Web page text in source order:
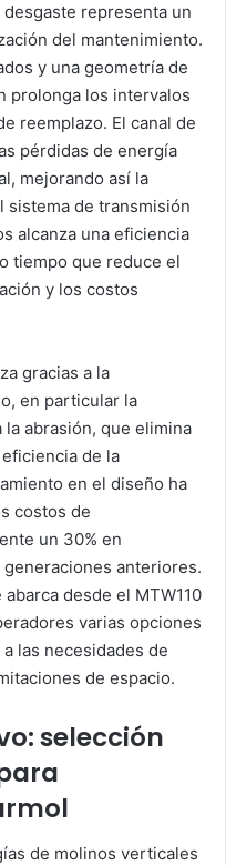
representa un
del mantenimiento.
y una geometría de
prolonga los intervalos
reemplazo. El canal de
pérdidas de energía
mejorando así la
sistema de transmisión
alcanza una eficiencia
tiempo que reduce el
y los costos
gracias a la
en particular la
abrasión, que elimina
de la
en el diseño ha
costos de
un 30% en
anteriores.
desde el MTW110
varias opciones
las necesidades de
de espacio.
selección
de molinos verticales